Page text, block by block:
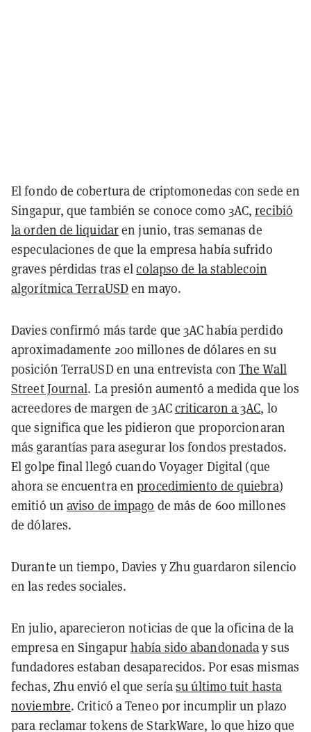
El fondo de cobertura de criptomonedas con sede en
Singapur, que también se conoce como 3AC,recibió
la orden de liquidaren junio, tras semanas de
especulaciones de que la empresa había sufrido
graves pérdidas tras elcolapso de la stablecoin
algorítmica TerraUSDen mayo.
Davies confirmó más tarde que 3AC había perdido
aproximadamente 200 millones de dólares en su
posición TerraUSD en una entrevista conThe Wall
Street Journal. La presión aumentó a medida que los
acreedores de margen de 3ACcriticaron a 3AC, lo
que significa que les pidieron que proporcionaran
más garantías para asegurar los fondos prestados.
El golpe final llegó cuando Voyager Digital (que
ahora se encuentra enprocedimiento de quiebra)
emitió un aviso de impago de más de 600 millones
de dólares.
Durante un tiempo, Davies y Zhu guardaron silencio
en las redes sociales.
En julio, aparecieron noticias de que la oficina de la
empresa en Singapurhabía sido abandonaday sus
fundadores estaban desaparecidos. Por esas mismas
fechas, Zhu envió el que seríasu último tuit hasta
noviembre. Criticó a Teneo por incumplir un plazo
para reclamar tokens de StarkWare, lo que hizo que